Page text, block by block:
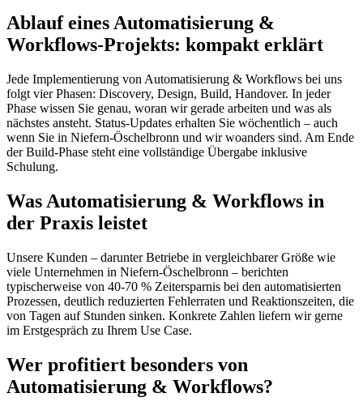
Ablauf eines Automatisierung &
Workflows-Projekts: kompakt erklärt
Jede Implementierung von Automatisierung & Workflows bei uns
folgt vier Phasen: Discovery, Design, Build, Handover. In jeder
Phase wissen Sie genau, woran wir gerade arbeiten und was als
nächstes ansteht. Status-Updates erhalten Sie wöchentlich – auch
wenn Sie in Niefern-Öschelbronn und wir woanders sind. Am Ende
der Build-Phase steht eine vollständige Übergabe inklusive
Schulung.
Was Automatisierung & Workflows in
der Praxis leistet
Unsere Kunden – darunter Betriebe in vergleichbarer Größe wie
viele Unternehmen in Niefern-Öschelbronn – berichten
typischerweise von 40-70 % Zeitersparnis bei den automatisierten
Prozessen, deutlich reduzierten Fehlerraten und Reaktionszeiten, die
von Tagen auf Stunden sinken. Konkrete Zahlen liefern wir gerne
im Erstgespräch zu Ihrem Use Case.
Wer profitiert besonders von
Automatisierung & Workflows?